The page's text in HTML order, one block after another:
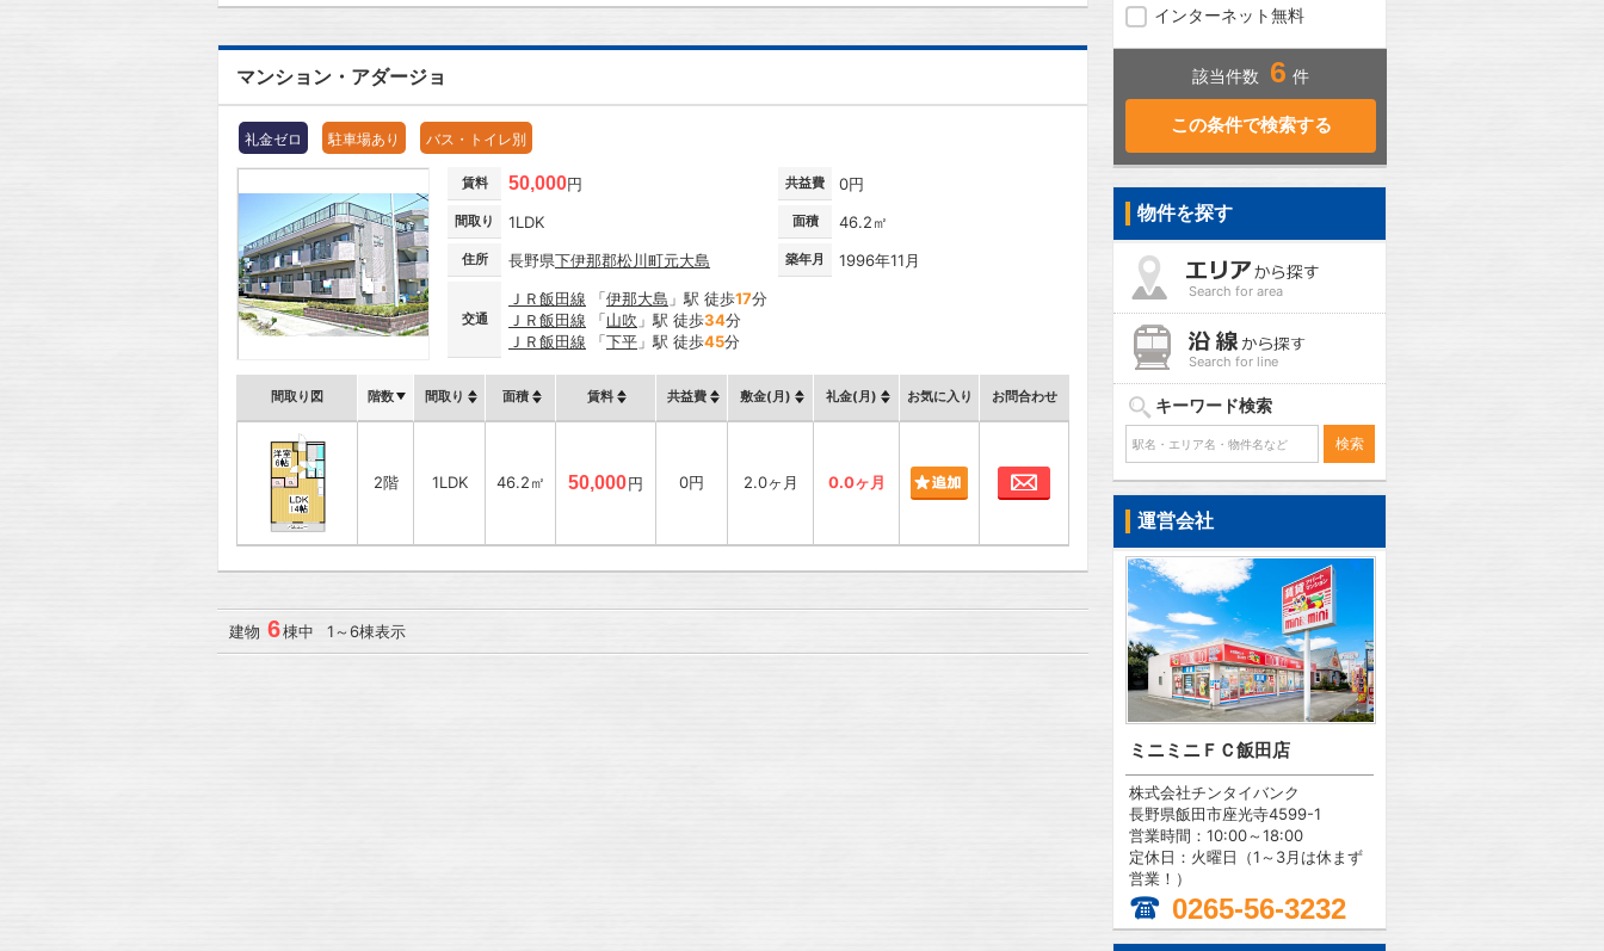
マンション・アダージョ
礼金ゼロ 駐車場あり バス・トイレ別
賃料 50,000円 共益費 0円
間取り 1LDK 面積 46.2㎡
住所 長野県下伊那郡松川町元大島 築年月 1996年11月
交通
ＪＲ飯田線 「伊那大島 」駅 徒歩17分
ＪＲ飯田線 「山吹 」駅 徒歩34分
ＪＲ飯田線 「下平 」駅 徒歩45分
間取り図 階数 間取り 面積 賃料 共益費 敷金(月) 礼金(月) お気に入り お問合わせ
2階 1LDK 46.2㎡ 50,000円 0円 2.0ヶ月 0.0ヶ月
建物 6棟中 1～6棟表示
インターネット無料
該当件数 6 件
物件を探す
Search for area
Search for line
キーワード検索
運営会社
ミニミニＦＣ飯田店
株式会社チンタイバンク
長野県飯田市座光寺4599-1
営業時間：10:00～18:00
定休日：火曜日（1～3月は休まず
営業！）
0265-56-3232